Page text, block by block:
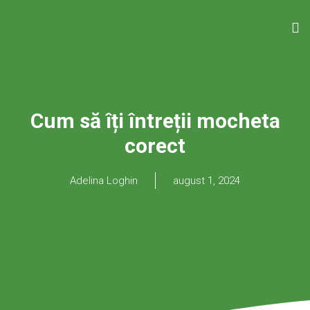
Cum să îți întreții mocheta
corect
Adelina Loghin august 1, 2024